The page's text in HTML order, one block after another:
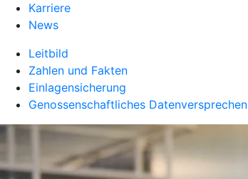
Karriere
News
Leitbild
Zahlen und Fakten
Einlagensicherung
Genossenschaftliches Datenversprechen